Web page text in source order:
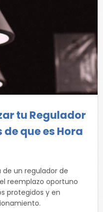
tu Regulador
que es Hora
un regulador de
reemplazo oportuno
protegidos y en